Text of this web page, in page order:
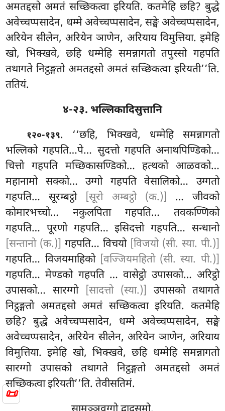
📜
अमतद्दसो अमतं सच्छिकत्वा इरियति. कतमेहि छहि? बुद्धे
अवेच्चप्पसादेन, धम्मे अवेच्चप्पसादेन, सङ्घे अवेच्चप्पसादेन,
अरियेन सीलेन, अरियेन ञाणेन, अरियाय विमुत्तिया. इमेहि
खो, भिक्खवे, छहि धम्मेहि समन्नागतो तपुस्सो गहपति
तथागते निट्ठङ्गतो अमतद्दसो अमतं सच्छिकत्वा इरियती’’ति.
ततियं.
४-२३. भल्लिकादिसुत्तानि
१२०-१३९. ‘‘छहि, भिक्खवे, धम्मेहि समन्नागतो
भल्लिको गहपति…पे… सुदत्तो गहपति अनाथपिण्डिको…
चित्तो गहपति मच्छिकासण्डिको… हत्थको आळवको…
महानामो सक्को… उग्गो गहपति वेसालिको… उग्गतो
गहपति… सूरम्बट्ठो
[सूरो अम्बट्ठो (क.)] … जीवको
कोमारभच्चो… नकुलपिता गहपति… तवकण्णिको
गहपति… पूरणो गहपति… इसिदत्तो गहपति… सन्धानो
[सन्तानो (क.)] गहपति… विचयो [विजयो (सी. स्या. पी.)]
गहपति… विजयमाहिको [वज्जियमहितो (सी. स्या. पी.)]
गहपति… मेण्डको गहपति … वासेट्ठो उपासको… अरिट्ठो
उपासको… सारग्गो
[सादत्तो (स्या.)]
उपासको तथागते
निट्ठङ्गतो अमतद्दसो अमतं सच्छिकत्वा इरियति. कतमेहि
छहि? बुद्धे अवेच्चप्पसादेन, धम्मे अवेच्चप्पसादेन, सङ्घे
अवेच्चप्पसादेन, अरियेन सीलेन, अरियेन ञाणेन, अरियाय
विमुत्तिया. इमेहि खो, भिक्खवे, छहि धम्मेहि समन्नागतो
सारग्गो उपासको तथागते निट्ठङ्गतो अमतद्दसो अमतं
सच्छिकत्वा इरियती’’ति. तेवीसतिमं.